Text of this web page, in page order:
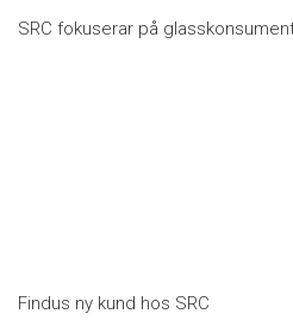
SRC fokuserar på
Findus ny kund hos SRC